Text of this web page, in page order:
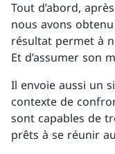
Tout d’abord,
nous avons obtenu
résultat permet à
Et d’assumer son
Il envoie aussi un
contexte de
sont capables de
prêts à se réunir